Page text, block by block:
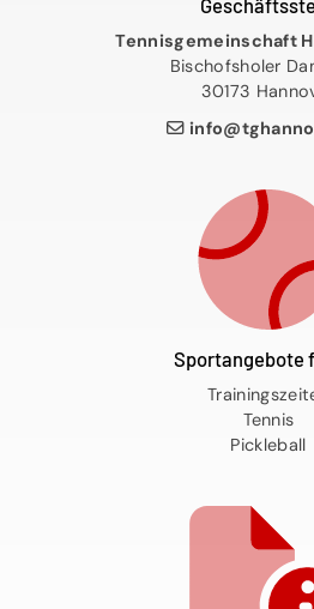
Tennisgemeinschaft
Bischofsholer
30173
Sportangebote
Tennis
Pickleball